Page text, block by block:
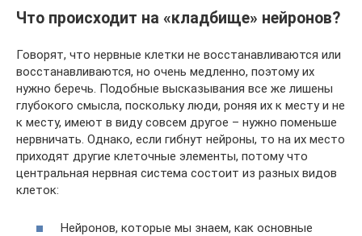
Что происходит на «кладбище» нейронов?
Говорят, что нервные клетки не восстанавливаются или
восстанавливаются, но очень медленно, поэтому их
нужно беречь. Подобные высказывания все же лишены
глубокого смысла, поскольку люди, роняя их к месту и не
к месту, имеют в виду совсем другое – нужно поменьше
нервничать. Однако, если гибнут нейроны, то на их место
приходят другие клеточные элементы, потому что
центральная нервная система состоит из разных видов
клеток:
Нейронов, которые мы знаем, как основные